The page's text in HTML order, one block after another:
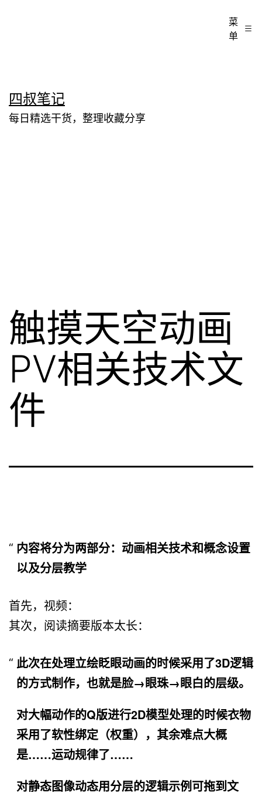
至
内
四叔笔记
每日精选干货，整理收藏分享
菜
单
触摸天空动画
PV相关技术文
件
内容将分为两部分：动画相关技术和概念设置
以及分层教学
首先，视频：
其次，阅读摘要版本太长：
此次在处理立绘眨眼动画的时候采用了3D逻辑
的方式制作，也就是脸→眼珠→眼白的层级。
对大幅动作的Q版进行2D模型处理的时候衣物
采用了软性绑定（权重），其余难点大概
是……运动规律了……
对静态图像动态用分层的逻辑示例可拖到文